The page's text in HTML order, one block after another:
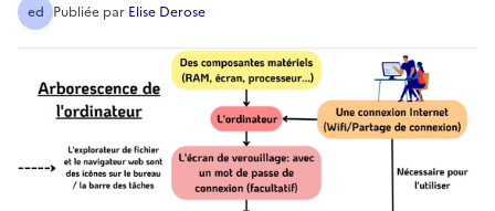
ed Publiée par Elise Derose